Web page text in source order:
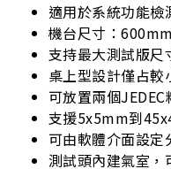
適用於系統功能檢
機台尺寸：
支持最大測試版
桌上型設計僅占較
可放置兩個JEDEC
支援5x5mm到
可由軟體介面設定
測試頭內建氣室，